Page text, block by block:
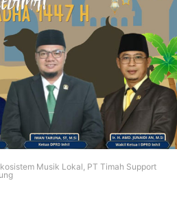
Musik Lokal, PT Timah Support